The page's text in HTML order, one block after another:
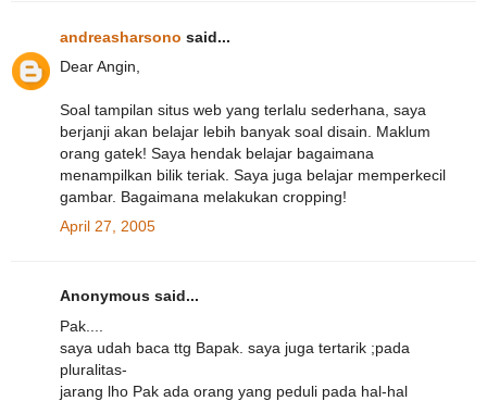
andreasharsono said...
Dear Angin,
Soal tampilan situs web yang terlalu sederhana, saya
berjanji akan belajar lebih banyak soal disain. Maklum
orang gatek! Saya hendak belajar bagaimana
menampilkan bilik teriak. Saya juga belajar memperkecil
gambar. Bagaimana melakukan cropping!
April 27, 2005
Anonymous said...
Pak....
saya udah baca ttg Bapak. saya juga tertarik ;pada
pluralitas-
jarang lho Pak ada orang yang peduli pada hal-hal